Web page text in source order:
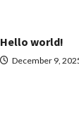
Hello world!
December 9,